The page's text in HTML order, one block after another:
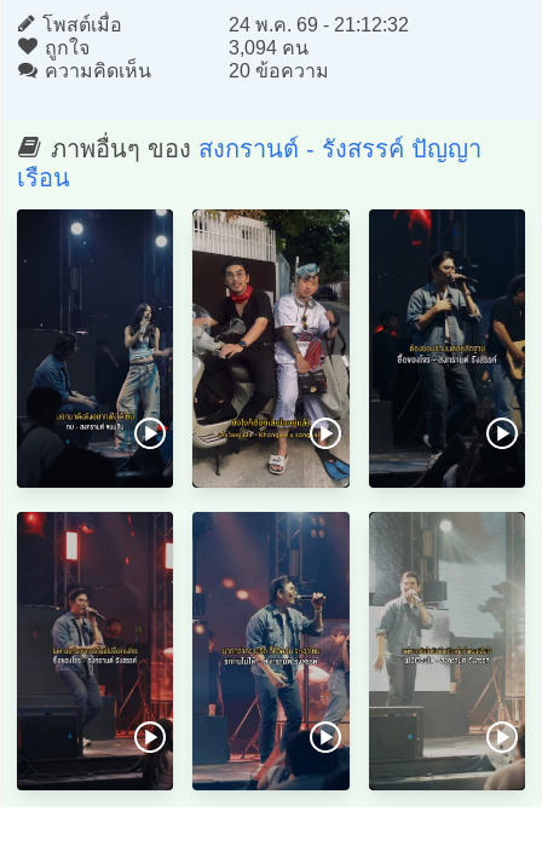
โพสต์เมื่อ
24 พ.ค. 69 - 21:12:32
ถูกใจ
3,094 คน
ความคิดเห็น
20 ข้อความ
ภาพอื่นๆ ของ สงกรานต์ - รังสรรค์ ปัญญา
เรือน